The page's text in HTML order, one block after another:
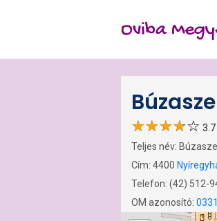
Oviba
Teljes név:
Cím: 4400
Telefon: (42) 512-
OM azonosító: